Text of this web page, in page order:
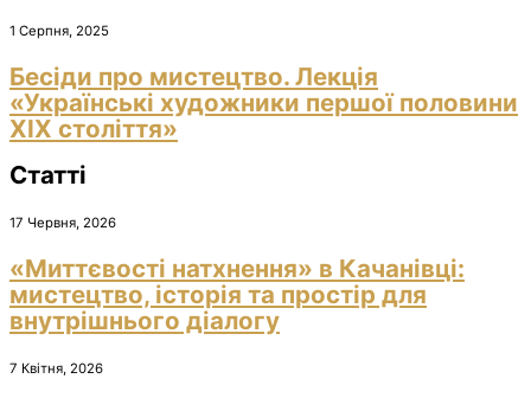
1 Серпня, 2025
Бесіди про мистецтво. Лекція
«Українські художники першої половини
ХІХ століття»
Статті
17 Червня, 2026
«Миттєвості натхнення» в Качанівці:
мистецтво, історія та простір для
внутрішнього діалогу
7 Квітня, 2026